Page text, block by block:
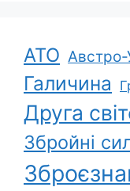
АТО
Галичина
Друга
Збройні